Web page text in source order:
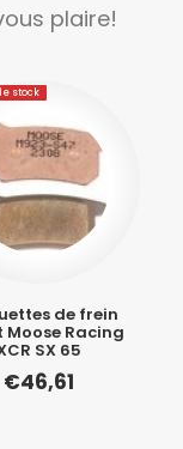
plaire!
de frein
Racing
SX 65
€46,61
stock